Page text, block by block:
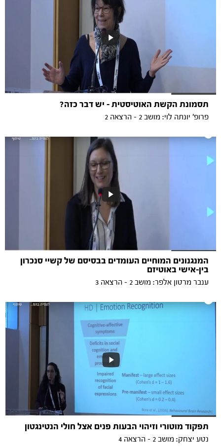
תסמונת הקשת האוטיסטית – יש דבר כזה?
פרופ' יונתה לוי: מושב 2 - הרצאה 2
המנגנונים המוחיים העומדים בבסיסם של קשיי סנכרון
בין-אישי באוטיזם
ענבר מרטון אלפר: מושב 2 - הרצאה 3
תפקוד מוטורי וזיהוי הבעות פנים אצל חולי הנטינגטון
נטע יצחק: מושב 2 - הרצאה 4